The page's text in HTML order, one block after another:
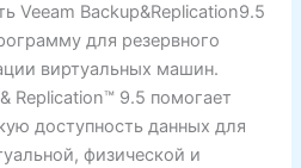
Veeam Backup&Replication9.5
для резервного
виртуальных машин.
Replication™ 9.5 помогает
доступность данных для
физической и